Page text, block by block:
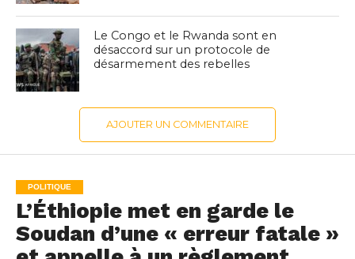
Le Congo et le Rwanda sont en
désaccord sur un protocole de
désarmement des rebelles
AJOUTER UN COMMENTAIRE
POLITIQUE
L’Éthiopie met en garde le
Soudan d’une « erreur fatale »